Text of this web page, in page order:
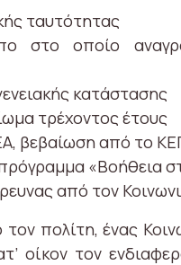
ταυτότητας
στο οποίο
κατάστασης
τρέχοντος έτους
βεβαίωση από το
«Βοήθεια
από τον
πολίτη, ένας
οίκον τον